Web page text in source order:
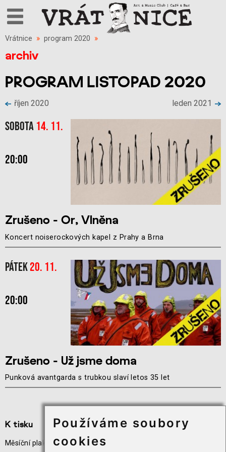
Používáme soubory
cookies
Vrátnice » program 2020 »
archiv
PROGRAM LISTOPAD 2020
říjen 2020 leden 2021
Sobota 14. 11.
20:00
Zrušeno - Or, Vlněna
Koncert noiserockových kapel z Prahy a Brna
Pátek20. 11.
20:00
Zrušeno - Už jsme doma
Punková avantgarda s trubkou slaví letos 35 let
K tisku
Měsíční plakát akcí
Užitečné odkazy